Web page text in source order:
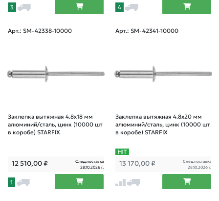
3 4
Арт.: SM-42338-10000
Заклепка вытяжная 4.8х18 мм
алюминий/сталь, цинк (10000 шт
в коробе) STARFIX
12 510,00₽
След.поставка
28.10.2026 г.
1
Арт.: SM-42341-10000
Заклепка вытяжная 4.8х20 мм
алюминий/сталь, цинк (10000 шт
в коробе) STARFIX
13 170,00 ₽
След.поставка
28.10.2026 г.